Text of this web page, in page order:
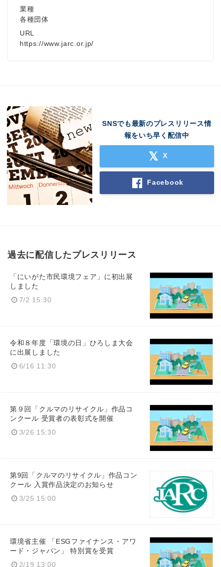
業種
各種団体
URL
https://www.jarc.or.jp/
SNSでも最新のプレスリリース情
報をいち早く配信中
X
Facebook
過去に配信したプレスリリース
「にいがた市民環境フェア」に初出展
しました
7/2 15:30
令和８年度「環境の日」ひろしま大会
に出展しました
6/16 11:30
第９回「クルマのリサイクル」作品コ
ンクール 受賞者の表彰式を開催
3/26 15:30
第9回「クルマのリサイクル」作品コン
クール 入賞作品決定のお知らせ
3/25 15:00
環境省主催 「ESGファイナンス・アワ
ード・ジャパン」 特別賞を受賞
2/19 13:00